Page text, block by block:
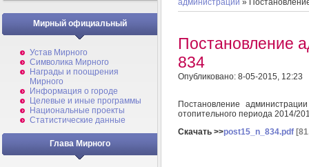
Мирный официальный
Устав Мирного
Символика Мирного
Награды и поощрения
Мирного
Информация о городе
Целевые и иные программы
Национальные проекты
Статистические данные
Глава Мирного
администрации »
Постановление
834
Опубликовано: 8-05-2015, 12:23
Постановление
отопительного периода 2014/
Скачать >>post15_n_834.pdf